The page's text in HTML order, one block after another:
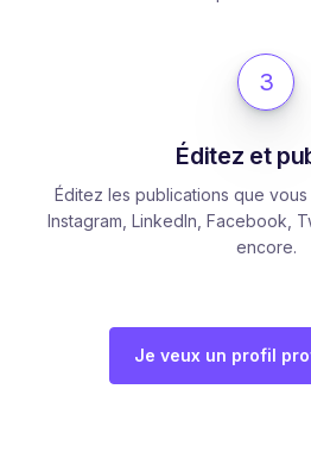
3
Éditez et
Éditez les publications que
Instagram, LinkedIn, Facebook,
encore.
Je veux un profil